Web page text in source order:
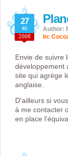
27
05
2008
Author:
In:
Envie de suivre
développement
site qui agrège
anglaise.
D'ailleurs si
à me contacter
en place